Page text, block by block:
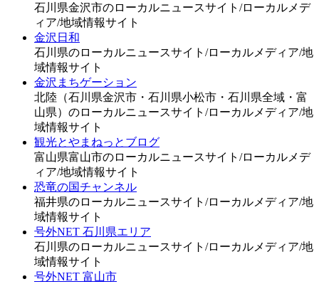
石川県金沢市のローカルニュースサイト/ローカルメデ
ィア/地域情報サイト
金沢日和
石川県のローカルニュースサイト/ローカルメディア/地
域情報サイト
金沢まちゲーション
北陸（石川県金沢市・石川県小松市・石川県全域・富
山県）のローカルニュースサイト/ローカルメディア/地
域情報サイト
観光とやまねっとブログ
富山県富山市のローカルニュースサイト/ローカルメデ
ィア/地域情報サイト
恐竜の国チャンネル
福井県のローカルニュースサイト/ローカルメディア/地
域情報サイト
号外NET 石川県エリア
石川県のローカルニュースサイト/ローカルメディア/地
域情報サイト
号外NET 富山市